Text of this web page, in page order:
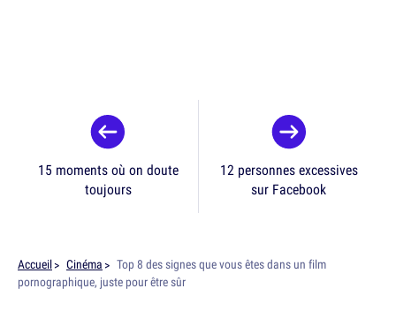
15 moments où on doute
toujours
12 personnes excessives
sur Facebook
Accueil Cinéma
Top 8 des signes que vous êtes dans un film
pornographique, juste pour être sûr